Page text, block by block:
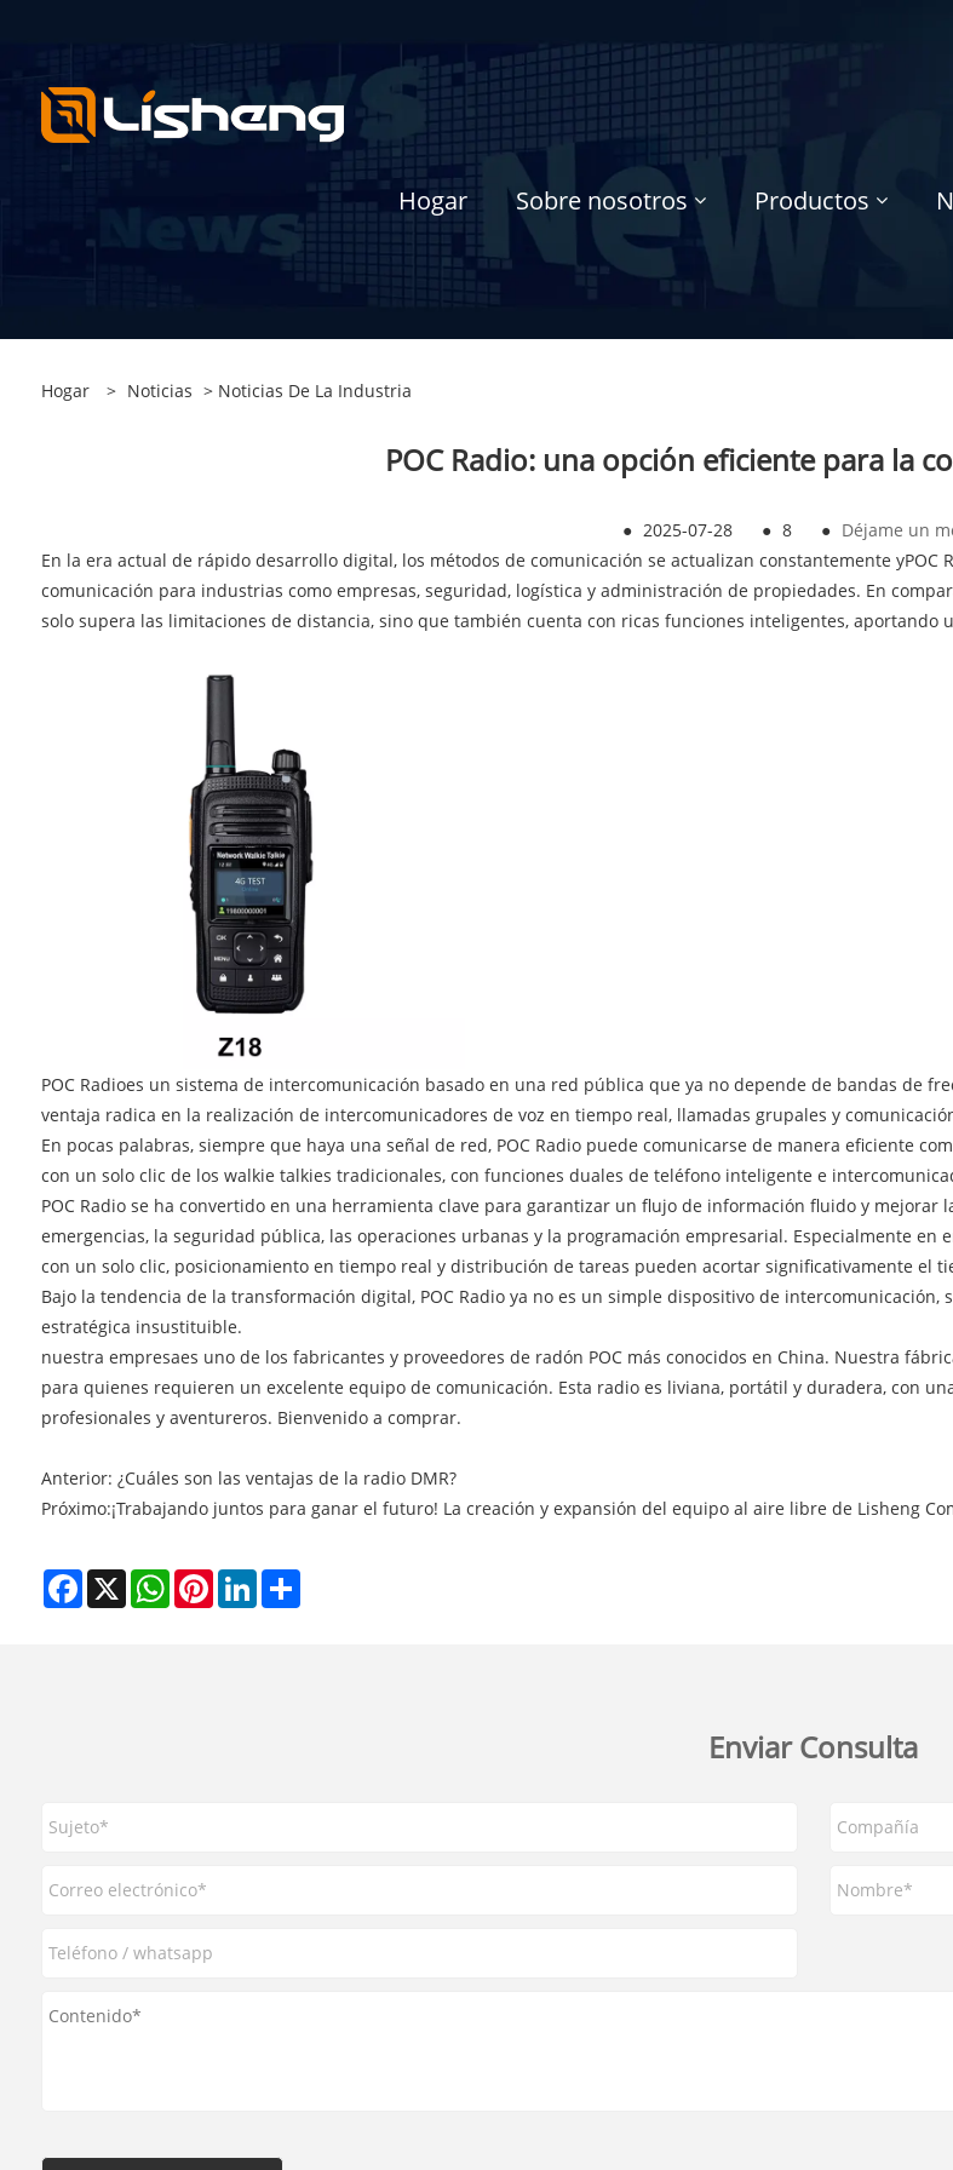
Hogar Sobre nosotros Productos
Hogar > Noticias > Noticias De La Industria
POC Radio: una opción eficiente para la
● 2025-07-28 ● 8 ● Déjame un
En la era actual de rápido desarrollo digital, los métodos de comunicación se actualizan constantemente yPOC
comunicación para industrias como empresas, seguridad, logística y administración de propiedades. En
solo supera las limitaciones de distancia, sino que también cuenta con ricas funciones inteligentes,
POC Radioes un sistema de intercomunicación basado en una red pública que ya no depende de bandas de
ventaja radica en la realización de intercomunicadores de voz en tiempo real, llamadas grupales y
En pocas palabras, siempre que haya una señal de red, POC Radio puede comunicarse de manera eficiente
con un solo clic de los walkie talkies tradicionales, con funciones duales de teléfono inteligente e
POC Radio se ha convertido en una herramienta clave para garantizar un flujo de información fluido y mejorar
emergencias, la seguridad pública, las operaciones urbanas y la programación empresarial. Especialmente en
con un solo clic, posicionamiento en tiempo real y distribución de tareas pueden acortar significativamente el
Bajo la tendencia de la transformación digital, POC Radio ya no es un simple dispositivo de
estratégica insustituible.
nuestra empresaes uno de los fabricantes y proveedores de radón POC más conocidos en China. Nuestra
para quienes requieren un excelente equipo de comunicación. Esta radio es liviana, portátil y duradera, con
profesionales y aventureros. Bienvenido a comprar.
Anterior: ‌‌ ¿Cuáles son las ventajas de la radio DMR?
Próximo:¡Trabajando juntos para ganar el futuro! La creación y expansión del equipo al aire libre de Lisheng
Facebook
X WhatsAppPinterestLinkedInShare
Enviar Consulta